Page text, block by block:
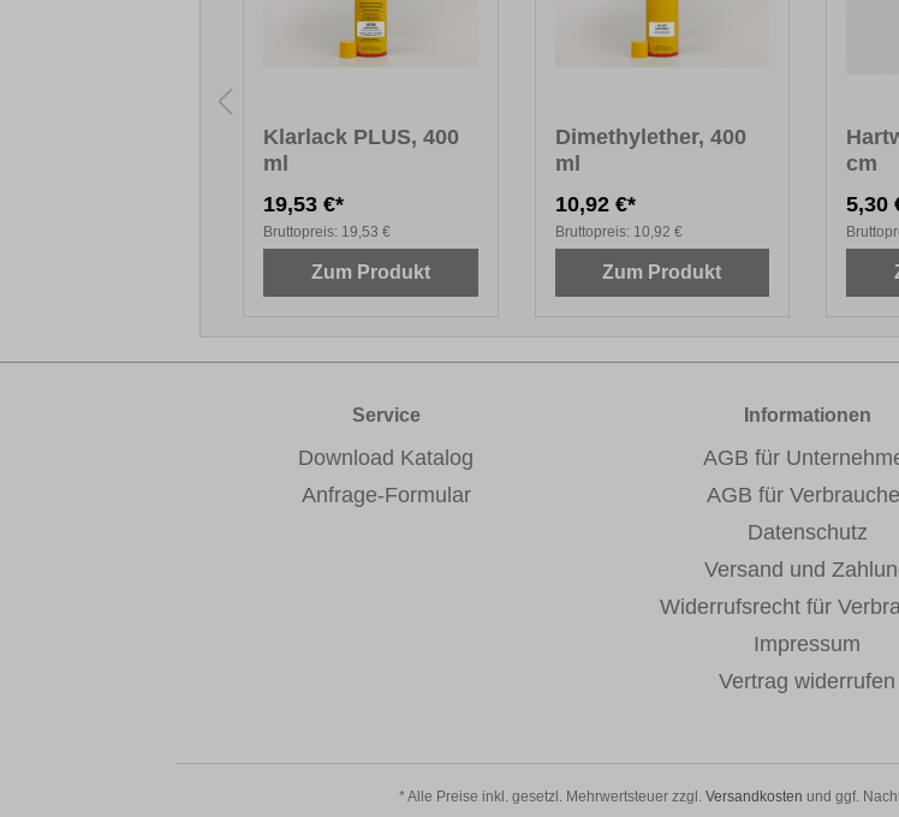
Klarlack PLUS, 400
ml
19,53 €*
Bruttopreis: 19,53 €
Zum Produkt
Dimethylether, 400
ml
10,92 €*
Bruttopreis: 10,92 €
Zum Produkt
cm
5,30
Service
Download Katalog
Anfrage-Formular
Informationen
AGB für
AGB für
Datenschutz
Versand und
Widerrufsrecht für
Impressum
Vertrag widerrufen
* Alle Preise inkl. gesetzl. Mehrwertsteuer zzgl. Versandkosten und ggf.